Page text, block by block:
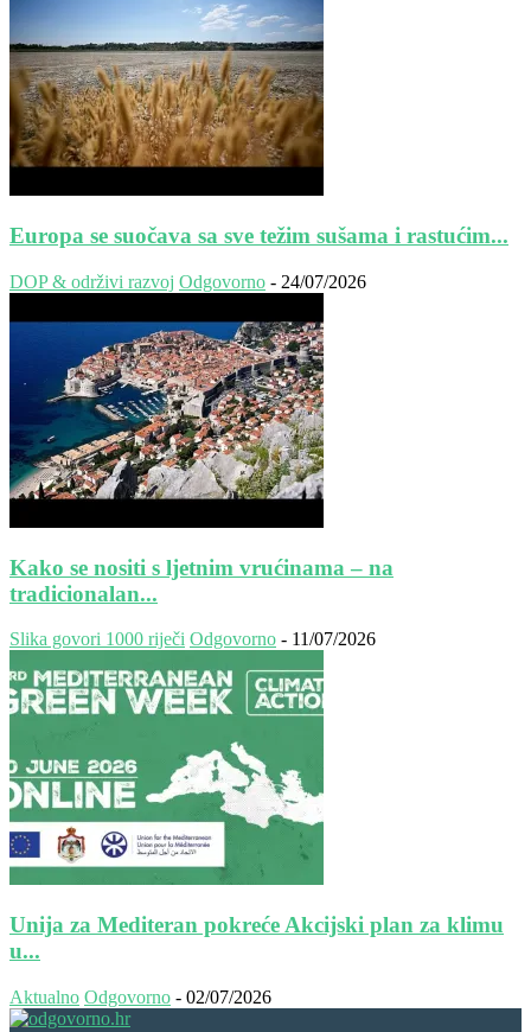
Europa se suočava sa sve težim sušama i rastućim...
DOP & održivi razvoj Odgovorno - 24/07/2026
Kako se nositi s ljetnim vrućinama – na
tradicionalan...
Slika govori 1000 riječi Odgovorno - 11/07/2026
Unija za Mediteran pokreće Akcijski plan za klimu
u...
Aktualno Odgovorno - 02/07/2026